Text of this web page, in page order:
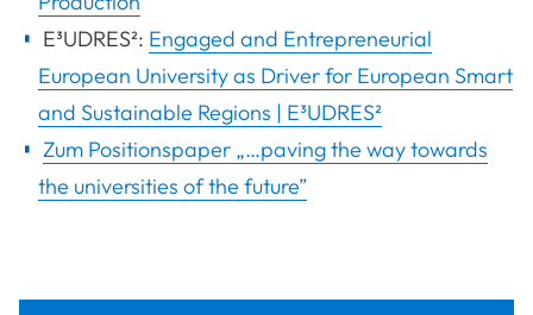
E³UDRES²: Engaged and Entrepreneurial
European University as Driver for European Smart
and Sustainable Regions | E³UDRES²
Zum Positionspaper „…paving the way towards
the universities of the future”